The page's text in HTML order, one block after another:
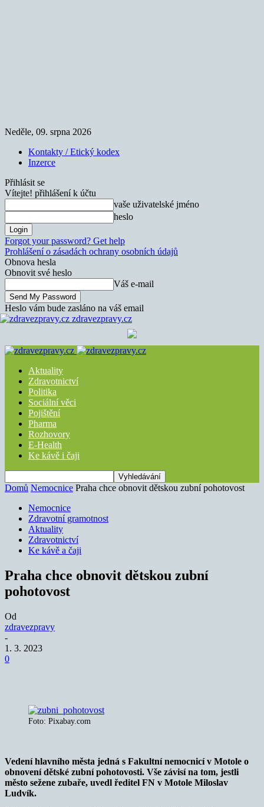
Neděle, 09. srpna 2026
Kontakty / Etický kodex
Inzerce
Přihlásit se
Vítejte! přihlášení k účtu
vaše uživatelské jméno
heslo
Forgot your password? Get help
Prohlášení o zásadách ochrany osobních údajů
Obnova hesla
Obnovit své heslo
Váš e-mail
Heslo vám bude zasláno na váš email
zdravezpravy.cz
Aktuality
Zdravotnictví
Politika
Sociální věci
Pojištění
Pharma
Rozhovory
E-Health
Ke kávě i čaji
Domů Nemocnice Praha chce obnovit dětskou zubní pohotovost
Nemocnice
Zdravotní gramotnost
Aktuality
Zdravotnictví
Ke kávě a čaji
Praha chce obnovit dětskou zubní
pohotovost
Od
zdravezpravy
-
1. 3. 2023
0
Foto: Pixabay.com
Vedení hlavního města jedná s Fakultní nemocnicí v Motole o
obnovení dětské zubní pohotovosti. Vše závisí na tom, jestli
město sežene zubaře, uvedl ředitel FN v Motole Miloslav
Ludvík.